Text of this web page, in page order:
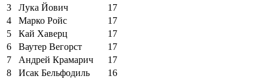
3
Лука Йович
17
4
Марко Ройс
17
5
Кай Хаверц
17
6
Ваутер Вегорст
17
7
Андрей Крамарич
17
8
Исак Бельфодиль
16